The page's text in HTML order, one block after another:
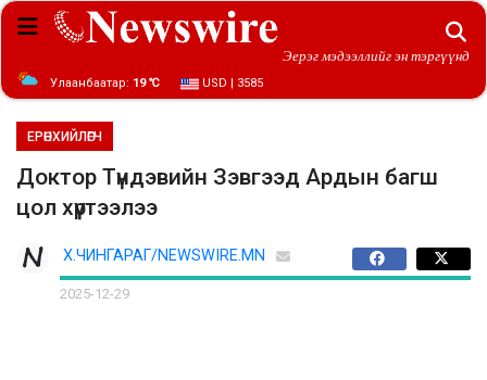
Эерэг мэдээллийг эн тэргүүнд
Улаанбаатар: 19 ℃ USD | 3585
ЕРӨНХИЙЛӨГЧ
Доктор Түндэвийн Зэвгээд Ардын багш
цол хүртээлээ
Х.ЧИНГАРАГ/NEWSWIRE.MN
2025-12-29